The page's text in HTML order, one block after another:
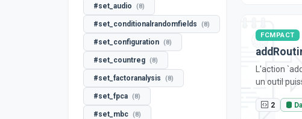
#set_audio (8)
#set_conditionalrandomfields (8)
#set_configuration (8)
#set_countreg (8)
#set_factoranalysis (8)
#set_fpca (8)
#set_mbc (8)
FCMPACT
L'action
un outil
2